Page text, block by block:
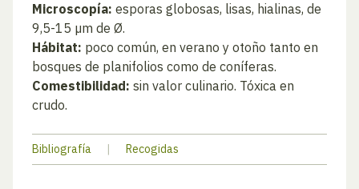
Microscopía: esporas globosas, lisas, hialinas, de
9,5-15 µm de Ø.
Hábitat: poco común, en verano y otoño tanto en
bosques de planifolios como de coníferas.
Comestibilidad: sin valor culinario. Tóxica en
crudo.
Bibliografía | Recogidas